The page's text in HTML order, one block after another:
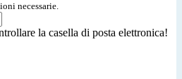
necessarie.
la casella di posta elettronica!